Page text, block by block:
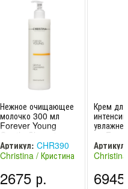
Нежное очищающее
молочко 300 мл
Forever Young
Gentle Cleansing
Milk | Christina
Артикул: CHR390
Christina / Кристина
2675 р.
Крем для
мл
Cream |
Артикул: